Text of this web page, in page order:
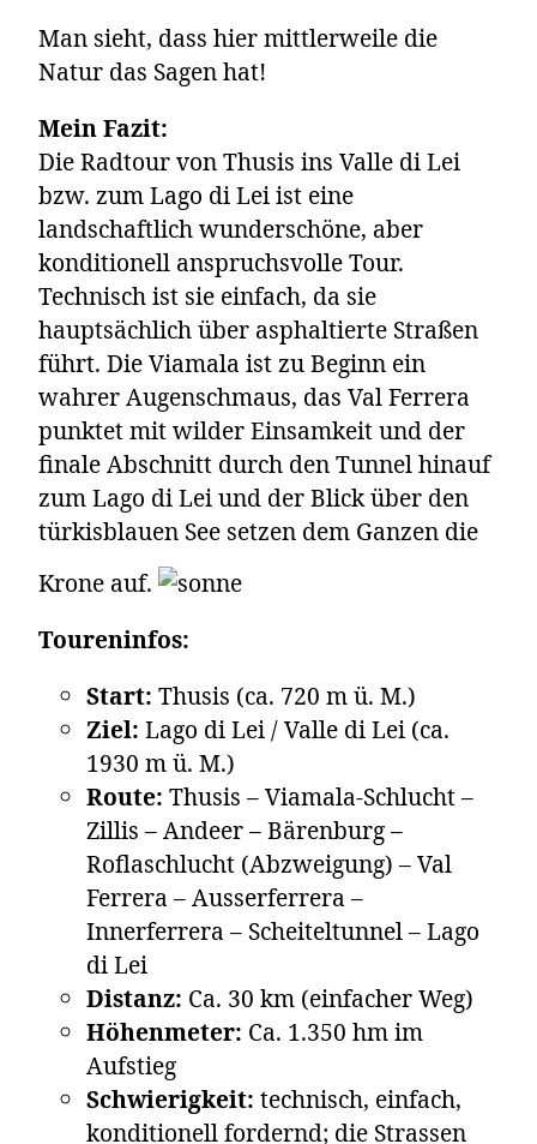
Man sieht, dass hier mittlerweile die
Natur das Sagen hat!
Mein Fazit:
Die Radtour von Thusis ins Valle di Lei
bzw. zum Lago di Lei ist eine
landschaftlich wunderschöne, aber
konditionell anspruchsvolle Tour.
Technisch ist sie einfach, da sie
hauptsächlich über asphaltierte Straßen
führt. Die Viamala ist zu Beginn ein
wahrer Augenschmaus, das Val Ferrera
punktet mit wilder Einsamkeit und der
finale Abschnitt durch den Tunnel hinauf
zum Lago di Lei und der Blick über den
türkisblauen See setzen dem Ganzen die
Krone auf.
Toureninfos:
Start: Thusis (ca. 720 m ü. M.)
Ziel: Lago di Lei / Valle di Lei (ca.
1930 m ü. M.)
Route: Thusis – Viamala-Schlucht –
Zillis – Andeer – Bärenburg –
Roflaschlucht (Abzweigung) – Val
Ferrera – Ausserferrera –
Innerferrera – Scheiteltunnel – Lago
di Lei
Distanz: Ca. 30 km (einfacher Weg)
Höhenmeter: Ca. 1.350 hm im
Aufstieg
Schwierigkeit: technisch, einfach,
konditionell fordernd; die Strassen